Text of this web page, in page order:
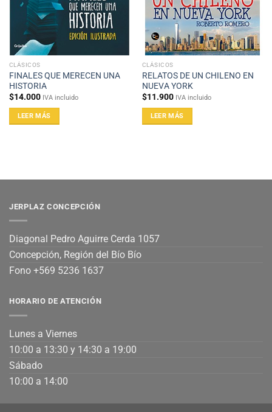
CLÁSICOS
FINALES QUE MERECEN UNA
HISTORIA
$14.000 IVA incluido
LEER MÁS
CLÁSICOS
RELATOS DE UN CHILENO EN
NUEVA YORK
$11.900 IVA incluido
LEER MÁS
JERPLAZ CONCEPCIÓN
Diagonal Pedro Aguirre Cerda 1057
Concepción, Región del Bío Bío
Fono +569 5236 1637
HORARIO DE ATENCIÓN
Lunes a Viernes
10:00 a 13:30 y 14:30 a 19:00
Sábado
10:00 a 14:00